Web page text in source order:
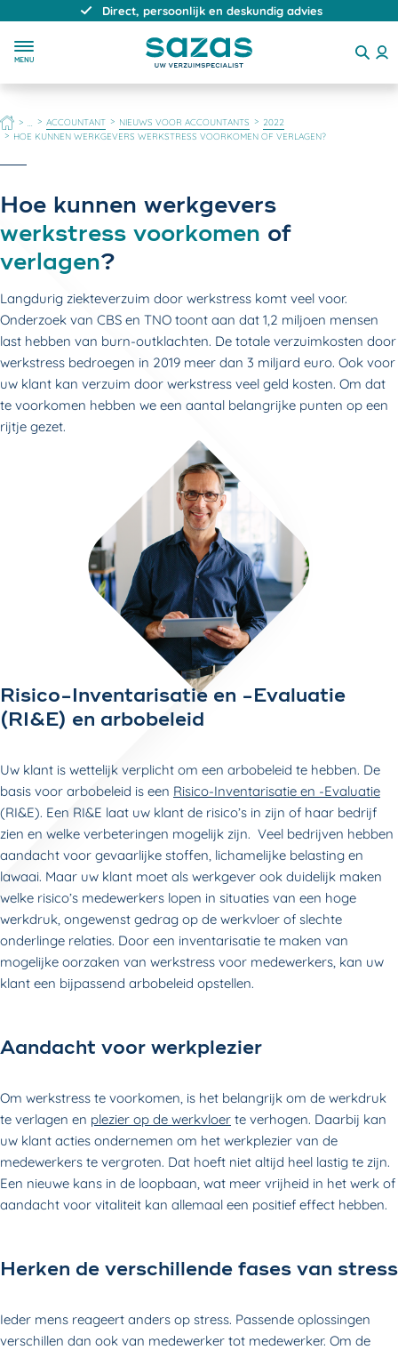
Direct, persoonlijk en deskundig advies
MENU
HOME ACCOUNTANT NIEUWS VOOR ACCOUNTANTS
2022
HOE KUNNEN WERKGEVERS WERKSTRESS VOORKOMEN OF VERLAGEN?
Hoe kunnen werkgevers
werkstress voorkomen of
verlagen?
Langdurig ziekteverzuim door werkstress komt veel voor.
Onderzoek van CBS en TNO toont aan dat 1,2 miljoen mensen
last hebben van burn-outklachten. De totale verzuimkosten door
werkstress bedroegen in 2019 meer dan 3 miljard euro. Ook voor
uw klant kan verzuim door werkstress veel geld kosten. Om dat
te voorkomen hebben we een aantal belangrijke punten op een
rijtje gezet.
Risico-Inventarisatie en -Evaluatie
(RI&E) en arbobeleid
Uw klant is wettelijk verplicht om een arbobeleid te hebben. De
basis voor arbobeleid is een Risico-Inventarisatie en -Evaluatie
(RI&E). Een RI&E laat uw klant de risico’s in zijn of haar bedrijf
zien en welke verbeteringen mogelijk zijn. Veel bedrijven hebben
aandacht voor gevaarlijke stoffen, lichamelijke belasting en
lawaai. Maar uw klant moet als werkgever ook duidelijk maken
welke risico’s medewerkers lopen in situaties van een hoge
werkdruk, ongewenst gedrag op de werkvloer of slechte
onderlinge relaties. Door een inventarisatie te maken van
mogelijke oorzaken van werkstress voor medewerkers, kan uw
klant een bijpassend arbobeleid opstellen.
Aandacht voor werkplezier
Om werkstress te voorkomen, is het belangrijk om de werkdruk
te verlagen en plezier op de werkvloer te verhogen. Daarbij kan
uw klant acties ondernemen om het werkplezier van de
medewerkers te vergroten. Dat hoeft niet altijd heel lastig te zijn.
Een nieuwe kans in de loopbaan, wat meer vrijheid in het werk of
aandacht voor vitaliteit kan allemaal een positief effect hebben.
Herken de verschillende fases van stress
Ieder mens reageert anders op stress. Passende oplossingen
verschillen dan ook van medewerker tot medewerker. Om de